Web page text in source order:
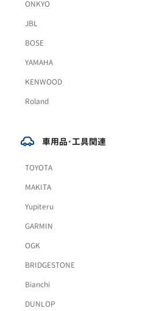
ONKYO
JBL
BOSE
YAMAHA
KENWOOD
Roland
車用品･工具関連
TOYOTA
MAKITA
Yupiteru
GARMIN
OGK
BRIDGESTONE
Bianchi
DUNLOP